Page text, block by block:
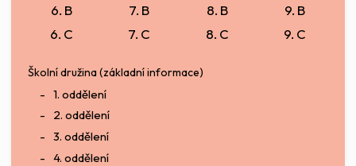
6. B
6. C
7. B
7. C
8. B
8. C
9. B
9. C
Školní družina (základní informace)
1. oddělení
2. oddělení
3. oddělení
4. oddělení